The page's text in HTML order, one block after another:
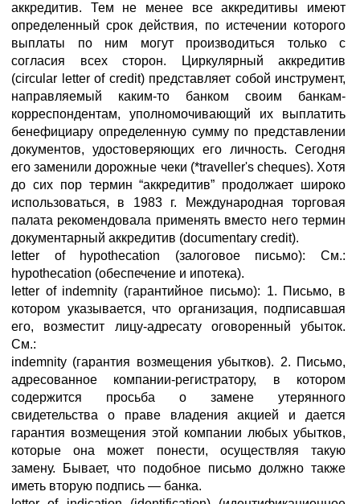
аккредитив. Тем не менее все аккредитивы имеют
определенный срок действия, по истечении которого
выплаты по ним могут производиться только с
согласия всех сторон. Циркулярный аккредитив
(circular letter of credit) представляет собой инструмент,
направляемый каким-то банком своим банкам-
корреспондентам, уполномочивающий их выплатить
бенефициару определенную сумму по представлении
документов, удостоверяющих его личность. Сегодня
его заменили дорожные чеки (*traveller's cheques). Хотя
до сих пор термин “аккредитив” продолжает широко
использоваться, в 1983 г. Международная торговая
палата рекомендовала применять вместо него термин
дoкументарный аккредитив (documentary credit).
letter of hypothecation (залоговое письмо): См.:
hypothecation (обеспечение и ипотека).
letter of indemnity (гарантийное письмо): 1. Письмо, в
котором указывается, что организация, подписавшая
его, возместит лицу-адресату оговоренный убыток.
См.:
indemnity (гарантия возмещения убытков). 2. Письмо,
адресованное компании-регистратору, в котором
содержится просьба о замене утерянного
свидетельства о праве владения акцией и дается
гарантия возмещения этой компании любых убытков,
которые она может понести, осуществляя такую
замену. Бывает, что подобное письмо должно также
иметь вторую подпись — банка.